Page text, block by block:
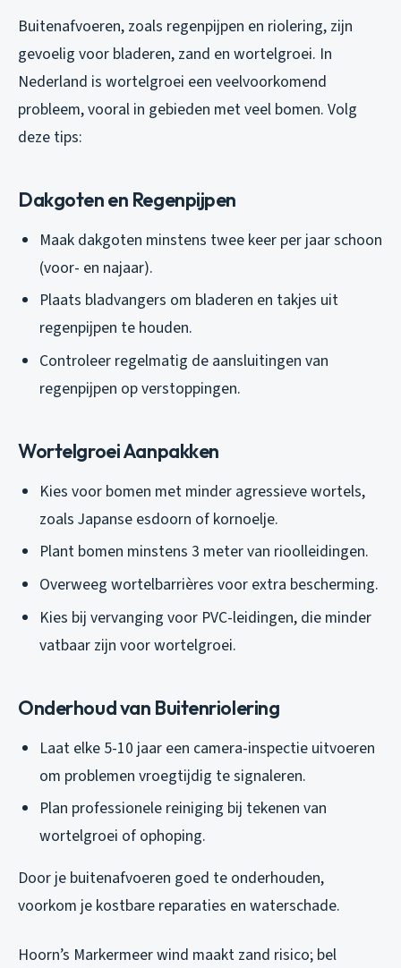
Buitenafvoeren, zoals regenpijpen en riolering, zijn
gevoelig voor bladeren, zand en wortelgroei. In
Nederland is wortelgroei een veelvoorkomend
probleem, vooral in gebieden met veel bomen. Volg
deze tips:
Dakgoten en Regenpijpen
Maak dakgoten minstens twee keer per jaar schoon
(voor- en najaar).
Plaats bladvangers om bladeren en takjes uit
regenpijpen te houden.
Controleer regelmatig de aansluitingen van
regenpijpen op verstoppingen.
Wortelgroei Aanpakken
Kies voor bomen met minder agressieve wortels,
zoals Japanse esdoorn of kornoelje.
Plant bomen minstens 3 meter van rioolleidingen.
Overweeg wortelbarrières voor extra bescherming.
Kies bij vervanging voor PVC-leidingen, die minder
vatbaar zijn voor wortelgroei.
Onderhoud van Buitenriolering
Laat elke 5-10 jaar een camera-inspectie uitvoeren
om problemen vroegtijdig te signaleren.
Plan professionele reiniging bij tekenen van
wortelgroei of ophoping.
Door je buitenafvoeren goed te onderhouden,
voorkom je kostbare reparaties en waterschade.
Hoorn’s Markermeer wind maakt zand risico; bel